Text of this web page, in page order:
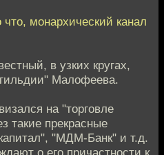
монархический канал
в узких кругах,
Малофеева.
на "торговле
такие прекрасные
"МДМ-Банк" и т.д.
о его причастности к